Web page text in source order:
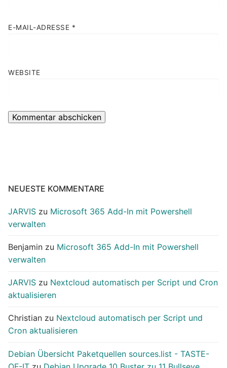
E-MAIL-ADRESSE *
WEBSITE
NEUESTE KOMMENTARE
JARVIS zu Microsoft 365 Add-In mit Powershell
verwalten
Benjamin zu Microsoft 365 Add-In mit Powershell
verwalten
JARVIS zu Nextcloud automatisch per Script und Cron
aktualisieren
Christian zu Nextcloud automatisch per Script und
Cron aktualisieren
Debian Übersicht Paketquellen sources.list - TASTE-